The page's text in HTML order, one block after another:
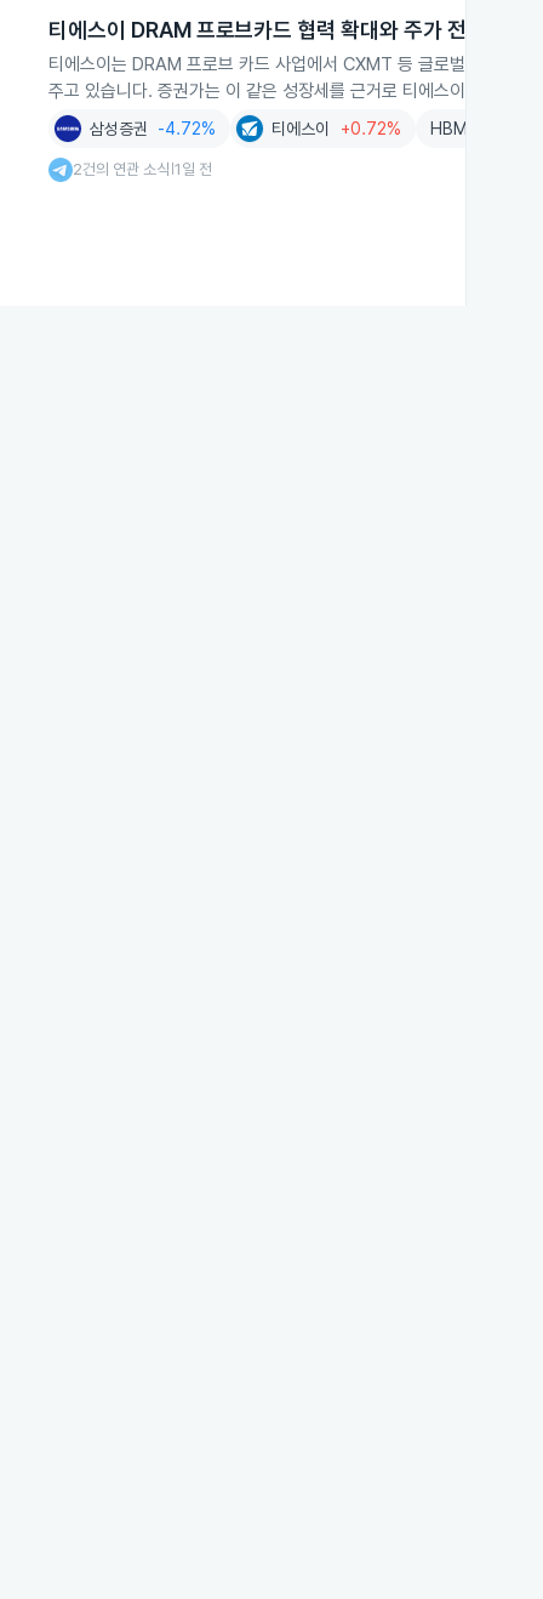
티에스이 DRAM 프로브카드 협력 확대와 주가 전망
티에스이는 DRAM 프로브 카드 사업에서 CXMT 등 글로벌 반도체
주고 있습니다. 증권가는 이 같은 성장세를 근거로 티에스이 주가에
삼성증권 -4.72% 티에스이 +0.72% HBM
2건의 연관 소식 1일 전